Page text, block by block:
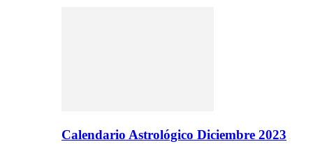
Calendario Astrológico Diciembre 2023